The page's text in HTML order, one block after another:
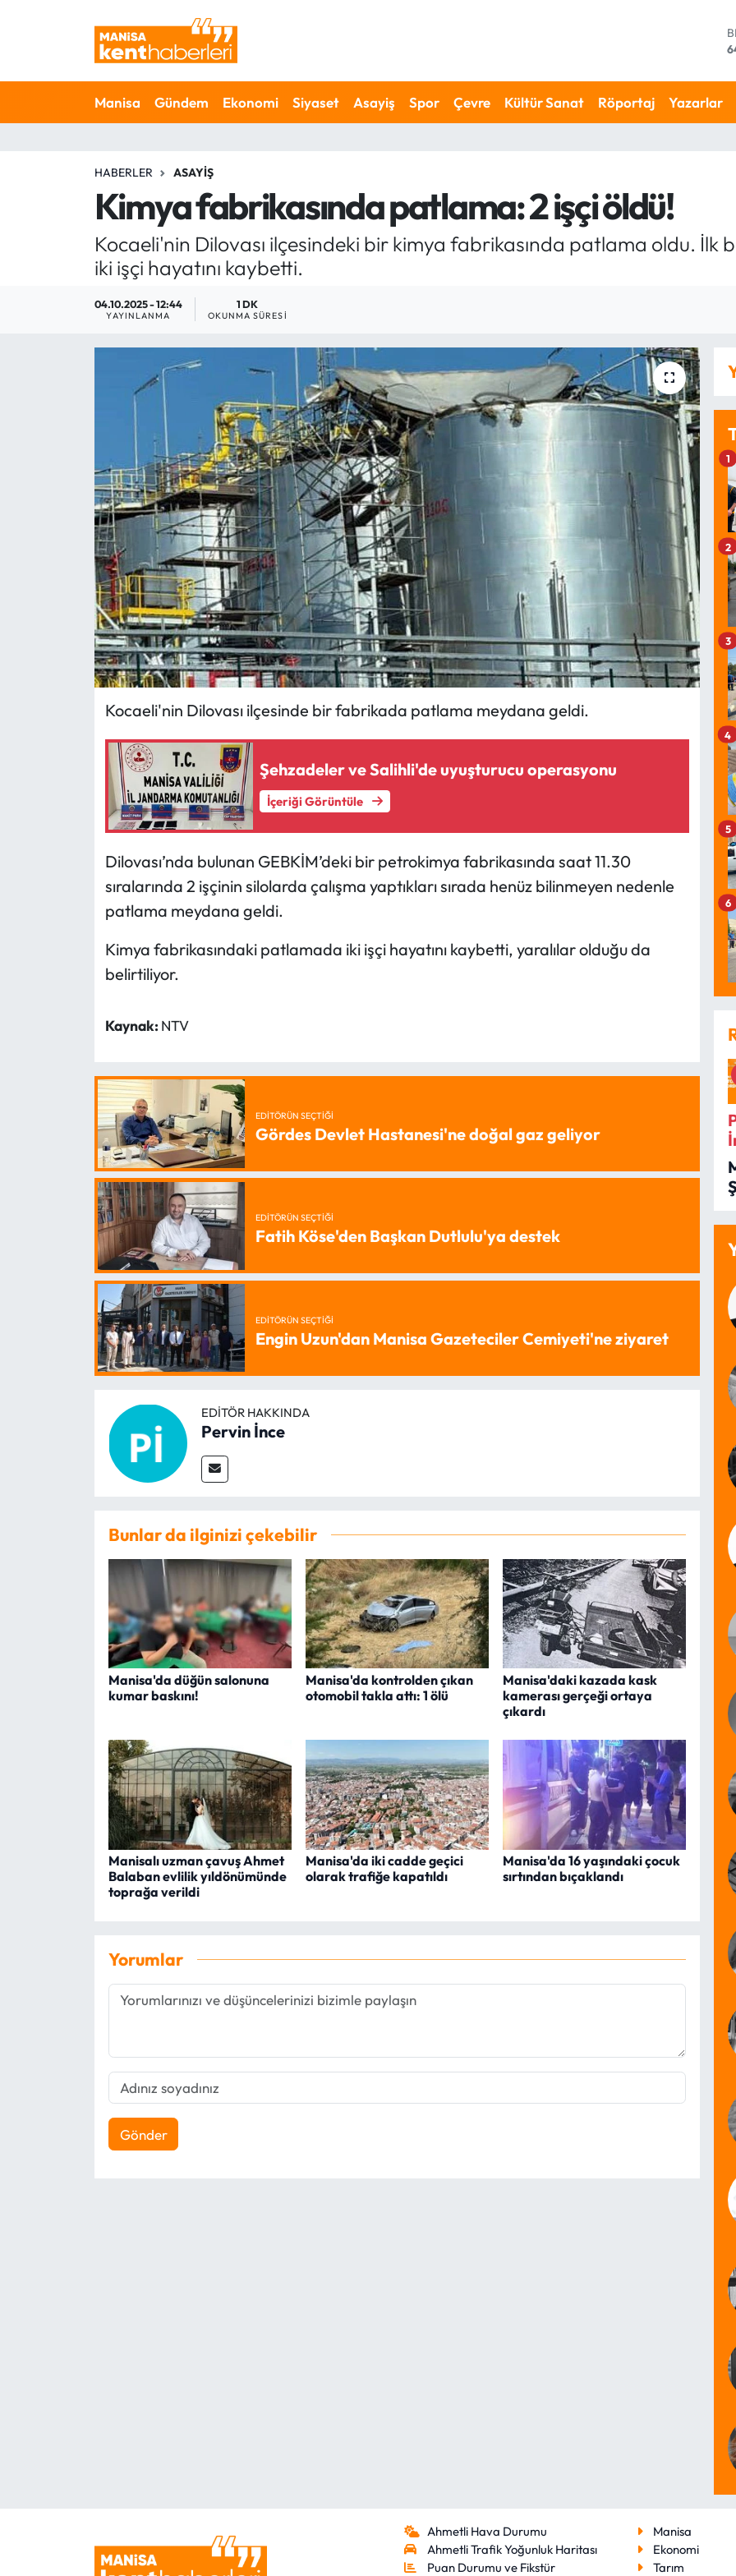
Manisa Gündem Ekonomi Siyaset Asayiş Spor Çevre Kültür Sanat Röportaj Yazarlar
HABERLER ASAYIŞ
Kimya fabrikasında patlama: 2 işçi öldü!
Kocaeli'nin Dilovası ilçesindeki bir kimya fabrikasında patlama oldu.
iki işçi hayatını kaybetti.
04.10.2025 - 12:44
YAYINLANMA
1 DK
OKUNMA SÜRESI
Kocaeli'nin Dilovası ilçesinde bir fabrikada patlama meydana geldi.
Şehzadeler ve Salihli'de uyuşturucu operasyonu
İçeriği Görüntüle
Dilovası’nda bulunan GEBKİM’deki bir petrokimya fabrikasında saat 11.30
sıralarında 2 işçinin silolarda çalışma yaptıkları sırada henüz bilinmeyen nedenle
patlama meydana geldi.
Kimya fabrikasındaki patlamada iki işçi hayatını kaybetti, yaralılar olduğu da
belirtiliyor.
Kaynak: NTV
EDITÖRÜN SEÇTIĞI
Gördes Devlet Hastanesi'ne doğal gaz geliyor
EDITÖRÜN SEÇTIĞI
Fatih Köse'den Başkan Dutlulu'ya destek
EDITÖRÜN SEÇTIĞI
Engin Uzun'dan Manisa Gazeteciler Cemiyeti'ne ziyaret
EDITÖR HAKKINDA
Pervin İnce
Bunlar da ilginizi çekebilir
Manisa'da düğün salonuna
kumar baskını!
Manisa'da kontrolden çıkan
otomobil takla attı: 1 ölü
Manisa'daki kazada kask
kamerası gerçeği ortaya
çıkardı
Manisalı uzman çavuş Ahmet
Balaban evlilik yıldönümünde
toprağa verildi
Manisa'da iki cadde geçici
olarak trafiğe kapatıldı
Manisa'da 16 yaşındaki çocuk
sırtından bıçaklandı
Yorumlar
Gönder
1
2
3
4
5
6
Ahmetli Hava Durumu
Ahmetli Trafik Yoğunluk Haritası
Puan Durumu ve Fikstür
Manisa
Ekonomi
Tarım
Ahmetli Hava Durumu
Ahmetli Trafik Yoğunluk Haritası
Son Dakika Haberleri
Haber Arşivi